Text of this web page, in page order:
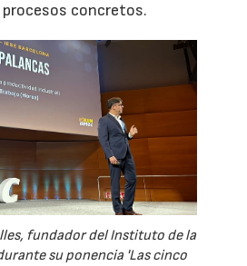
concretos.
fundador del Instituto de la
su ponencia 'Las cinco